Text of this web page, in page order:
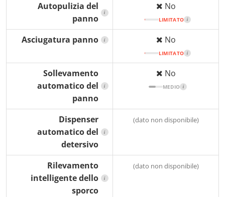
Autopulizia del
panno
i
No
LIMITATO i
Asciugatura panno i No
LIMITATO i
Sollevamento
automatico del
panno
i
No
MEDIO i
Dispenser
automatico del
detersivo
i
(dato non disponibile)
Rilevamento
intelligente dello
sporco
i
(dato non disponibile)